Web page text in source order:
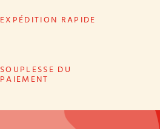
EXPÉDITION RAPIDE
SOUPLESSE DU
PAIEMENT